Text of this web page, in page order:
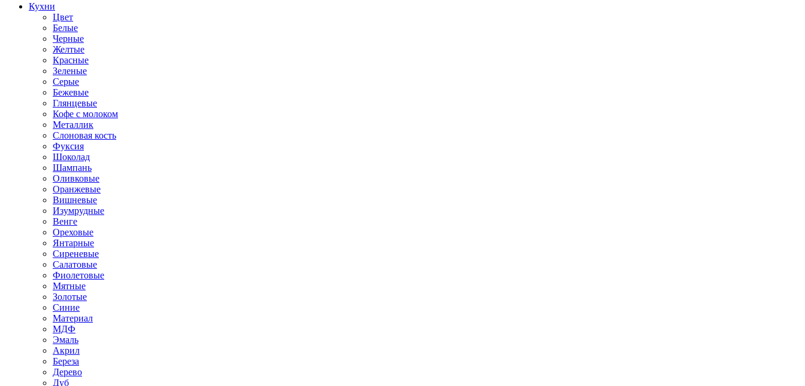
Кухни
Цвет
Белые
Черные
Желтые
Красные
Зеленые
Серые
Бежевые
Глянцевые
Кофе с молоком
Металлик
Слоновая кость
Фуксия
Шоколад
Шампань
Оливковые
Оранжевые
Вишневые
Изумрудные
Венге
Ореховые
Янтарные
Сиреневые
Салатовые
Фиолетовые
Мятные
Золотые
Синие
Материал
МДФ
Эмаль
Акрил
Береза
Дерево
Дуб